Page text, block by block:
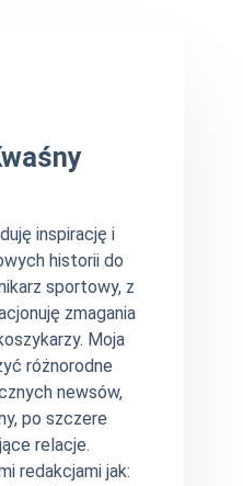
inspirację i
historii do
sportowy, z
zmagania
Moja
różnorodne
newsów,
po szczere
relacje.
redakcjami jak: